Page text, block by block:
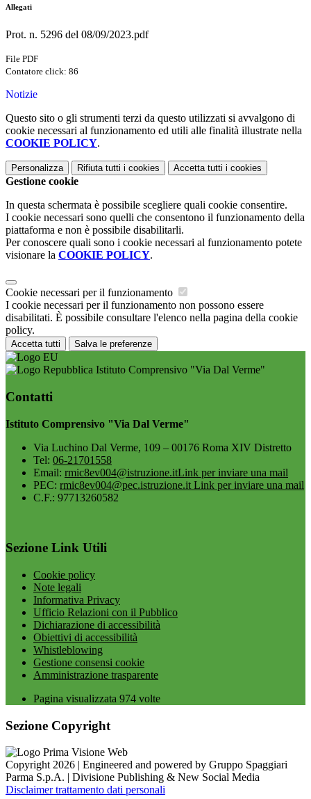
Allegati
Prot. n. 5296 del 08/09/2023.pdf
File PDF
Contatore click: 86
Notizie
Questo sito o gli strumenti terzi da questo utilizzati si avvalgono di
cookie necessari al funzionamento ed utili alle finalità illustrate nella
COOKIE POLICY.
Personalizza Rifiuta tutti i cookies Accetta tutti i cookies
Gestione cookie
In questa schermata è possibile scegliere quali cookie consentire.
I cookie necessari sono quelli che consentono il funzionamento della
piattaforma e non è possibile disabilitarli.
Per conoscere quali sono i cookie necessari al funzionamento potete
visionare la COOKIE POLICY.
Cookie necessari per il funzionamento
I cookie necessari per il funzionamento non possono essere
disabilitati. È possibile consultare l'elenco nella pagina della cookie
policy.
Accetta tutti Salva le preferenze
Istituto Comprensivo "Via Dal Verme"
Contatti
Istituto Comprensivo "Via Dal Verme"
Via Luchino Dal Verme, 109 – 00176 Roma XIV Distretto
Tel: 06-21701558
Email: rmic8ev004@istruzione.itLink per inviare una mail
PEC: rmic8ev004@pec.istruzione.it Link per inviare una mail
C.F.: 97713260582
Sezione Link Utili
Cookie policy
Note legali
Informativa Privacy
Ufficio Relazioni con il Pubblico
Dichiarazione di accessibilità
Obiettivi di accessibilità
Whistleblowing
Gestione consensi cookie
Amministrazione trasparente
Pagina visualizzata 974 volte
Sezione Copyright
Copyright 2026 | Engineered and powered by Gruppo Spaggiari
Parma S.p.A. | Divisione Publishing & New Social Media
Disclaimer trattamento dati personali